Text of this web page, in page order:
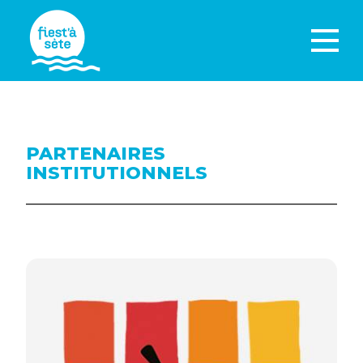
PARTENAIRES
INSTITUTIONNELS